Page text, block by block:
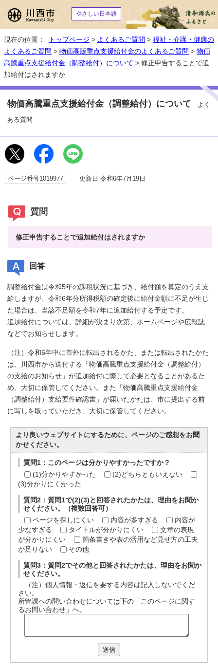
やさしい日本語
現在の位置： トップページ > よくあるご質問 > 福祉・介護・健康の
よくあるご質問 > 物価高騰重点支援給付金のよくあるご質問 > 物価
高騰重点支援給付金（調整給付）について > 修正申告することで追
加給付はされますか
物価高騰重点支援給付金（調整給付）について よく
ある質問
ページ番号1019977 更新日 令和6年7月19日
質問
修正申告することで追加給付はされますか
回答
調整給付金は令和5年の課税状況に基づき、給付額を算定のうえ支
給しますが、令和6年分所得税額の確定後に給付金額に不足が生じ
た場合は、当該不足額を令和7年に追加給付する予定です。
追加給付については、詳細が決まり次第、ホームページや広報誌
などでお知らせします。
（注）令和6年中に市外に転出されるかた、または転出されたかた
は、川西市から送付する「物価高騰重点支援給付金（調整給付）
の支給のお知らせ」が追加給付に際して必要となることがあるた
め、大切に保管してください。また「物価高騰重点支援給付金
（調整給付）支給要件確認書」が届いたかたは、市に提出する前
に写しを取っていただき、大切に保管してください。
より良いウェブサイトにするために、ページのご感想をお聞
かせください。
質問1：このページは分かりやすかったですか？
(1)分かりやすかった
(2)どちらともいえない
(3)分かりにくかった
質問2：質問1で(2)(3)と回答されたかたは、理由をお聞か
せください。（複数回答可）
ページを探しにくい
内容が多すぎる
内容が
少なすぎる
タイトルが分かりにくい
文章の表現
が分かりにくい
箇条書きや表の活用など見せ方の工夫
が足りない
その他
質問3：質問2でその他と回答されたかたは、理由をお聞か
せください。
（注）個人情報・返信を要する内容は記入しないでくだ
さい。
所管課への問い合わせについては下の「このページに関す
るお問い合わせ」へ。
送信